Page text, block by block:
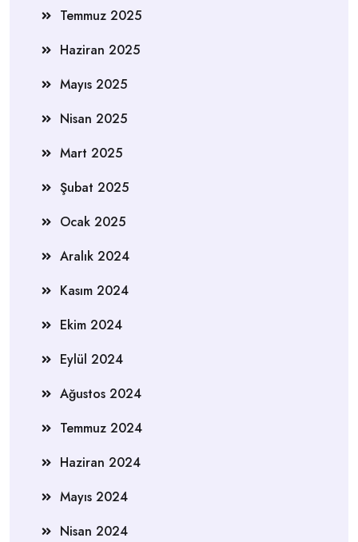
Temmuz 2025
Haziran 2025
Mayıs 2025
Nisan 2025
Mart 2025
Şubat 2025
Ocak 2025
Aralık 2024
Kasım 2024
Ekim 2024
Eylül 2024
Ağustos 2024
Temmuz 2024
Haziran 2024
Mayıs 2024
Nisan 2024